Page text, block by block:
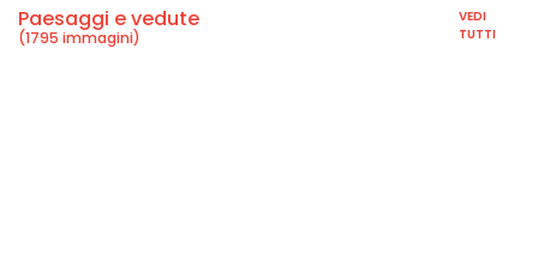
Paesaggi e vedute
(1795 immagini)
VEDI
TUTTI